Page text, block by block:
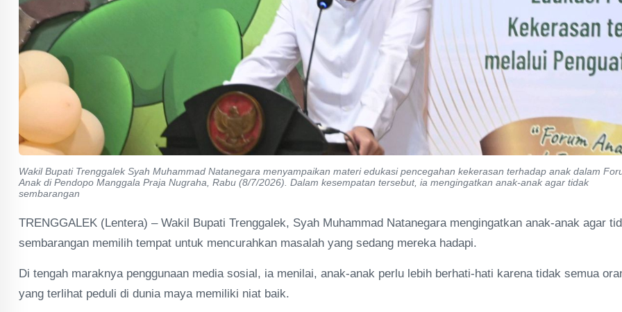
Wakil Bupati Trenggalek Syah Muhammad Natanegara menyampaikan materi edukasi pencegahan kekerasan terhadap anak dalam
Anak di Pendopo Manggala Praja Nugraha, Rabu (8/7/2026). Dalam kesempatan tersebut, ia mengingatkan anak-anak agar tidak
sembarangan
TRENGGALEK (Lentera) – Wakil Bupati Trenggalek, Syah Muhammad Natanegara mengingatkan anak-anak agar
sembarangan memilih tempat untuk mencurahkan masalah yang sedang mereka hadapi.
Di tengah maraknya penggunaan media sosial, ia menilai, anak-anak perlu lebih berhati-hati karena tidak semua
yang terlihat peduli di dunia maya memiliki niat baik.